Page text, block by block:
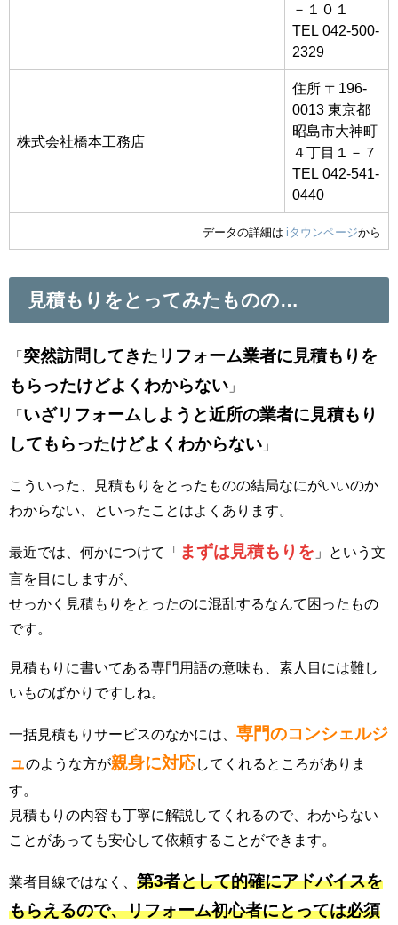
－１０１
TEL 042-500-
2329
株式会社橋本工務店
住所 〒196-
0013 東京都
昭島市大神町
４丁目１－７
TEL 042-541-
0440
データの詳細は iタウンページから
見積もりをとってみたものの…
「 突然訪問してきたリフォーム業者に見積もりを
もらったけどよくわからない 」
「 いざリフォームしようと近所の業者に見積もり
してもらったけどよくわからない 」
こういった、見積もりをとったものの結局なにがいいのか
わからない、といったことはよくあります。
最近では、何かにつけて「 まずは見積もりを 」という文
言を目にしますが、
せっかく見積もりをとったのに混乱するなんて困ったもの
です。
見積もりに書いてある専門用語の意味も、素人目には難し
いものばかりですしね。
一括見積もりサービスのなかには、 専門のコンシェルジ
ュのような方が親身に対応してくれるところがありま
す。
見積もりの内容も丁寧に解説してくれるので、わからない
ことがあっても安心して依頼することができます。
業者目線ではなく、 第3者として的確にアドバイスを
もらえるので、リフォーム初心者にとっては必須